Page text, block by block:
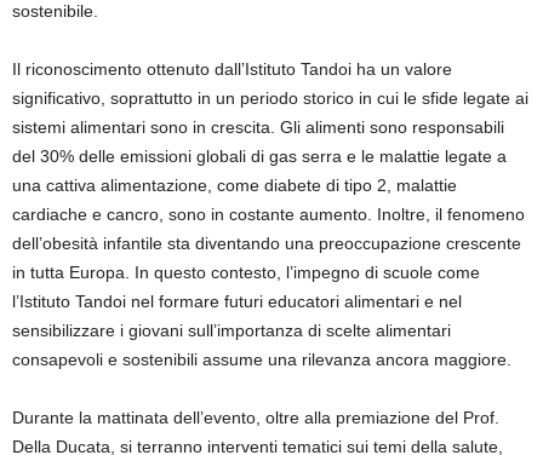
sostenibile.
Il riconoscimento ottenuto dall’Istituto Tandoi ha un valore
significativo, soprattutto in un periodo storico in cui le sfide legate ai
sistemi alimentari sono in crescita. Gli alimenti sono responsabili
del 30% delle emissioni globali di gas serra e le malattie legate a
una cattiva alimentazione, come diabete di tipo 2, malattie
cardiache e cancro, sono in costante aumento. Inoltre, il fenomeno
dell’obesità infantile sta diventando una preoccupazione crescente
in tutta Europa. In questo contesto, l’impegno di scuole come
l’Istituto Tandoi nel formare futuri educatori alimentari e nel
sensibilizzare i giovani sull’importanza di scelte alimentari
consapevoli e sostenibili assume una rilevanza ancora maggiore.
Durante la mattinata dell’evento, oltre alla premiazione del Prof.
Della Ducata, si terranno interventi tematici sui temi della salute,